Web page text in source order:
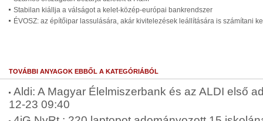
Stabilan kiállja a válságot a kelet-közép-európai bankrendszer
ÉVOSZ: az építőipar lassulására, akár kivitelezések leállítására is számítani
TOVÁBBI ANYAGOK EBBŐL A KATEGÓRIÁBÓL
Aldi: A Magyar Élelmiszerbank és az ALDI első
12-23 09:40